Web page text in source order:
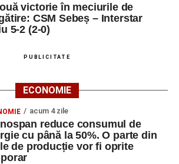
victorie în meciurile de
CSM Sebeș – Interstar
5-2 (2-0)
PUBLICITATE
ECONOMIE
acum 4 zile
reduce consumul de
cu până la 50%. O parte din
de producție vor fi oprite